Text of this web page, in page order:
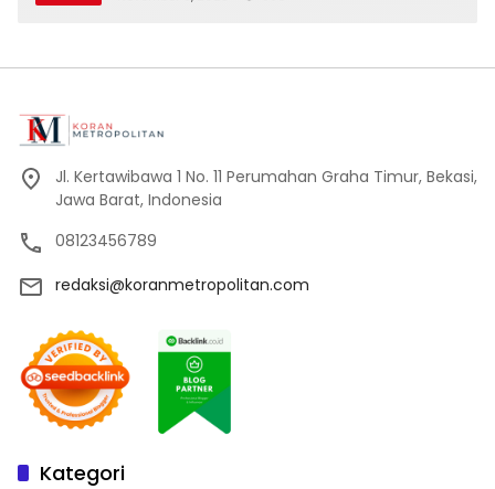
Jl. Kertawibawa 1 No. 11 Perumahan Graha Timur, Bekasi,
Jawa Barat, Indonesia
08123456789
redaksi@koranmetropolitan.com
Kategori